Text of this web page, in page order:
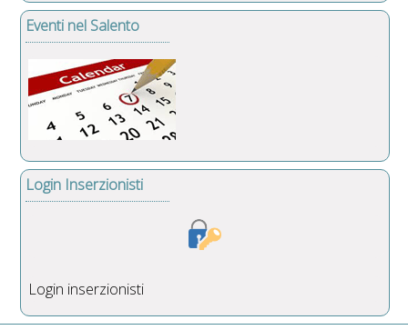
Eventi nel Salento
Login Inserzionisti
Login inserzionisti